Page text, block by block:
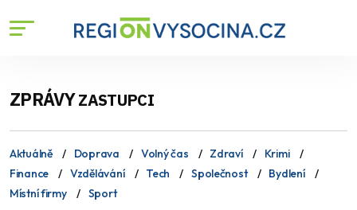
ZPRÁVYZASTUPCI
Aktuálně Doprava Volný čas Zdraví
Krimi
Finance
Vzdělávání Tech Společnost
Bydlení
Místní firmy
Sport